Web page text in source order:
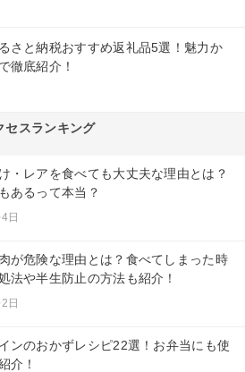
さと納税おすすめ返礼品5選！魅力か
徹底紹介！
セスランキング
・レアを食べても大丈夫な理由とは？
あるって本当？
日
が危険な理由とは？食べてしまった時
法や半生防止の方法も紹介！
日
ンのおかずレシピ22選！お弁当にも使
介！